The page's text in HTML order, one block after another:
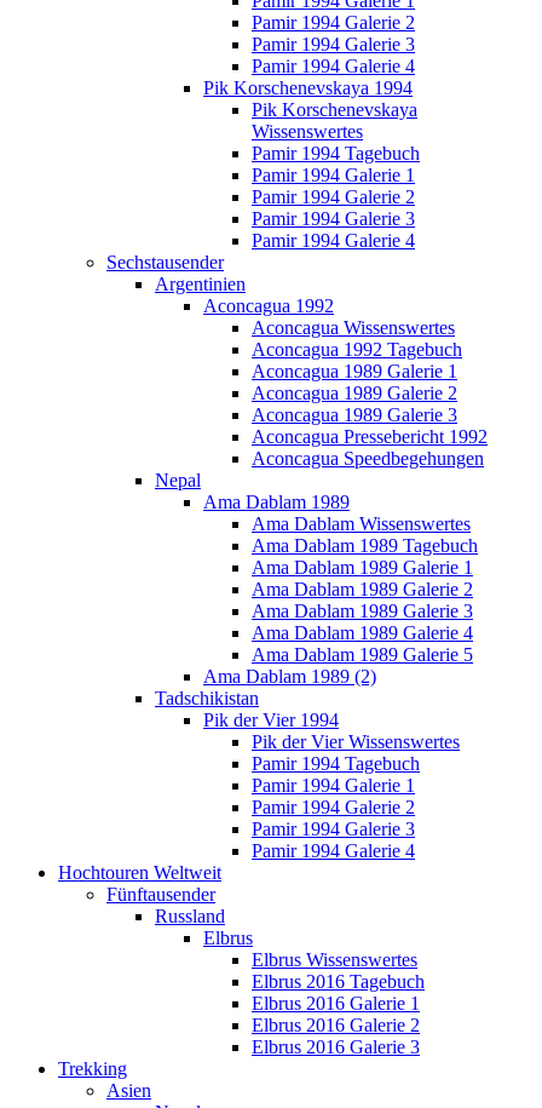
Pamir 1994 Galerie 2
Pamir 1994 Galerie 3
Pamir 1994 Galerie 4
Pik Korschenevskaya 1994
Pik Korschenevskaya
Wissenswertes
Pamir 1994 Tagebuch
Pamir 1994 Galerie 1
Pamir 1994 Galerie 2
Pamir 1994 Galerie 3
Pamir 1994 Galerie 4
Sechstausender
Argentinien
Aconcagua 1992
Aconcagua Wissenswertes
Aconcagua 1992 Tagebuch
Aconcagua 1989 Galerie 1
Aconcagua 1989 Galerie 2
Aconcagua 1989 Galerie 3
Aconcagua Pressebericht 1992
Aconcagua Speedbegehungen
Nepal
Ama Dablam 1989
Ama Dablam Wissenswertes
Ama Dablam 1989 Tagebuch
Ama Dablam 1989 Galerie 1
Ama Dablam 1989 Galerie 2
Ama Dablam 1989 Galerie 3
Ama Dablam 1989 Galerie 4
Ama Dablam 1989 Galerie 5
Ama Dablam 1989 (2)
Tadschikistan
Pik der Vier 1994
Pik der Vier Wissenswertes
Pamir 1994 Tagebuch
Pamir 1994 Galerie 1
Pamir 1994 Galerie 2
Pamir 1994 Galerie 3
Pamir 1994 Galerie 4
Hochtouren Weltweit
Fünftausender
Russland
Elbrus
Elbrus Wissenswertes
Elbrus 2016 Tagebuch
Elbrus 2016 Galerie 1
Elbrus 2016 Galerie 2
Elbrus 2016 Galerie 3
Trekking
Asien